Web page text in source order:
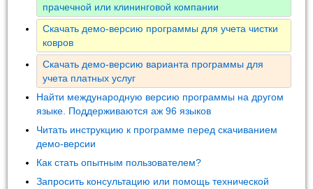
прачечной или клининговой компании
Скачать демо-версию программы для учета чистки
ковров
Скачать демо-версию варианта программы для
учета платных услуг
Найти международную версию программы на другом
языке. Поддерживаются аж 96 языков
Читать инструкцию к программе перед скачиванием
демо-версии
Как стать опытным пользователем?
Запросить консультацию или помощь технической